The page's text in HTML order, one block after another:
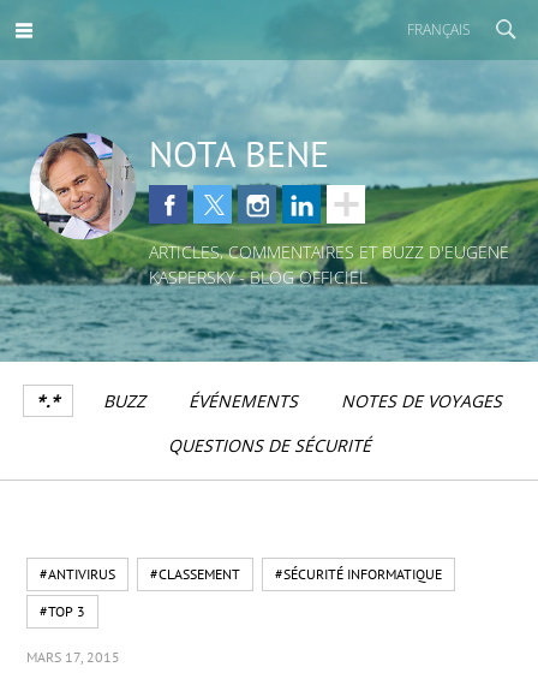
FRANÇAIS
NOTA BENE
ARTICLES, COMMENTAIRES ET BUZZ D'EUGENE
KASPERSKY - BLOG OFFICIEL
*.* BUZZ ÉVÉNEMENTS
NOTES DE VOYAGES
QUESTIONS DE SÉCURITÉ
#ANTIVIRUS #CLASSEMENT #SÉCURITÉ INFORMATIQUE
#TOP 3
MARS 17, 2015